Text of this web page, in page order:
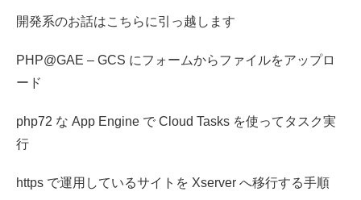
開発系のお話はこちらに引っ越します
PHP@GAE – GCS にフォームからファイルをアップロ
ード
php72 な App Engine で Cloud Tasks を使ってタスク実
行
https で運用しているサイトを Xserver へ移行する手順